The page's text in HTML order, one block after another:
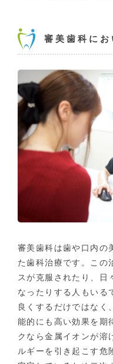
審美歯科に
審美歯科は歯や口内の
た歯科治療です。この
スが克服されたり、日
なったりする人もいる
良くするだけではなく
能的にも高い効果を期
クなら金属イオンが溶
ルギーを引き起こす危